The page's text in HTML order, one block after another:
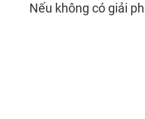
Nếu không có giải